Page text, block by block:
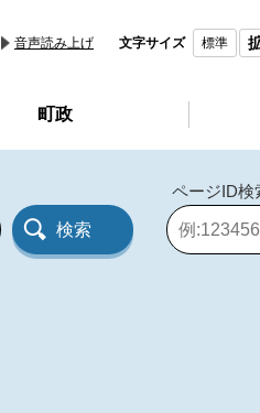
音声読み上げ 文字サイズ 標準
町政
ページID検
ペ
ー